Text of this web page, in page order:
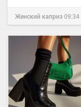
Женский каприз09:34